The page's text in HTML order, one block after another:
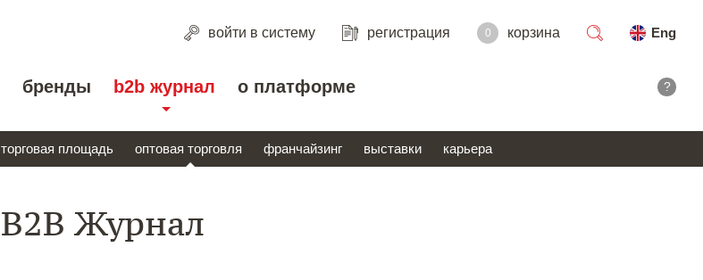
войти в систему регистрация 0 корзина
Eng
бренды b2b журнал о платформе ?
торговая площадь оптовая торговля франчайзинг выставки карьера
B2B Журнал